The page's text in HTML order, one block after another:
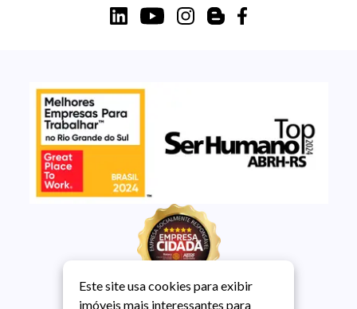
Este site usa cookies para exibir
imóveis mais interessantes para